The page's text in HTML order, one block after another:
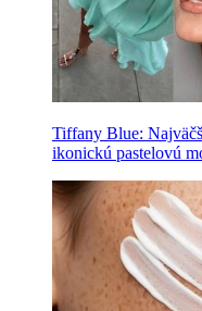
Tiffany Blue:
ikonickú pastelovú